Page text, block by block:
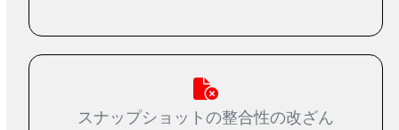
スナップショットの整合性の改ざん